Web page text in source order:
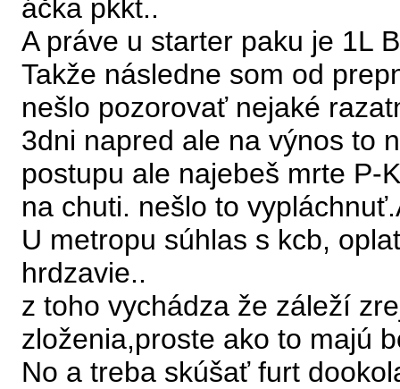
áčka pkkt..
A práve u starter paku je 1L
Takže následne som od
nešlo pozorovať nejaké
3dni napred ale na výnos to
postupu ale najebeš mrte P-
na chuti. nešlo to
U metropu súhlas s kcb,
hrdzavie..
z toho vychádza že záleží
zloženia,proste ako to majú
No a treba skúšať furt